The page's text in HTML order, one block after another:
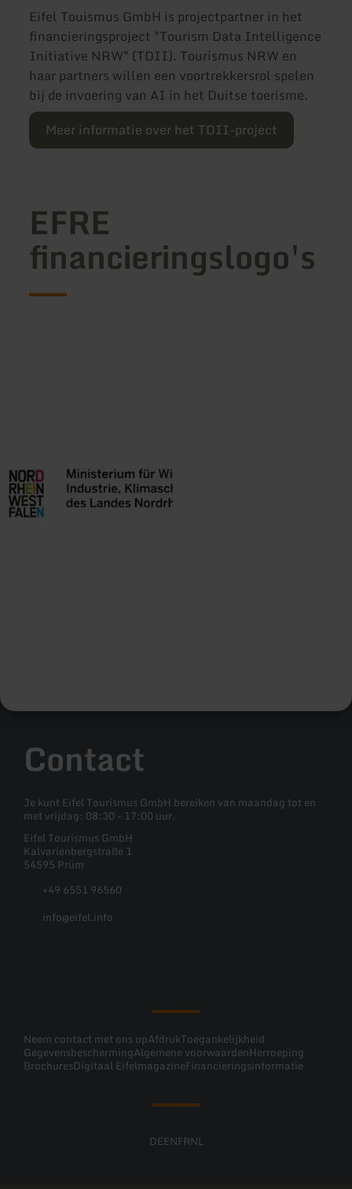
Eifel Touismus GmbH is projectpartner in het
financieringsproject "Tourism Data Intelligence
Initiative NRW" (TDII). Tourismus NRW en
haar partners willen een voortrekkersrol spelen
bij de invoering van AI in het Duitse toerisme.
Meer informatie over het TDII-project
EFRE
financieringslogo's
Contact
Je kunt Eifel Tourismus GmbH bereiken van maandag tot en
met vrijdag: 08:30 - 17:00 uur.
Eifel Tourismus GmbH
Kalvarienbergstraße 1
54595 Prüm
+49 6551 96560
info@eifel.info
Neem contact met ons opAfdrukToegankelijkheid
GegevensbeschermingAlgemene voorwaardenHerroeping
BrochuresDigitaal EifelmagazineFinancieringsinformatie
DEENFRNL